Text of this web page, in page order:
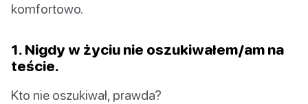
komfortowo.
1. Nigdy w życiu nie oszukiwałem/am na
teście.
Kto nie oszukiwał, prawda?